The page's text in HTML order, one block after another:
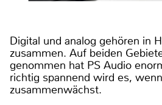
Digital und analog gehören in
zusammen. Auf beiden
genommen hat PS Audio
richtig spannend wird es,
zusammenwächst.